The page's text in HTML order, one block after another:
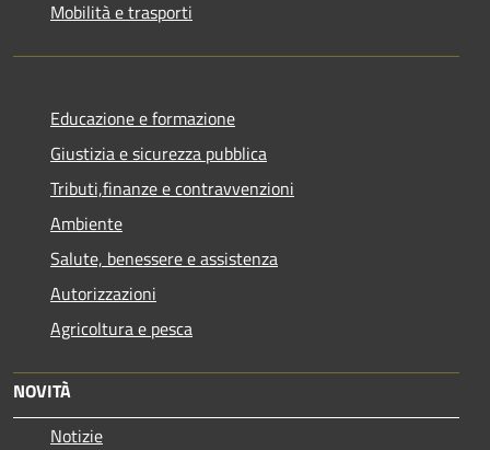
Mobilità e trasporti
Educazione e formazione
Giustizia e sicurezza pubblica
Tributi,finanze e contravvenzioni
Ambiente
Salute, benessere e assistenza
Autorizzazioni
Agricoltura e pesca
NOVITÀ
Notizie